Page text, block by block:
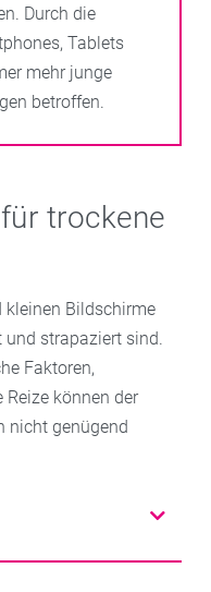
Durch die
Tablets
mehr junge
betroffen.
trockene
kleinen Bildschirme
und strapaziert sind.
Faktoren,
können der
nicht genügend
oder im